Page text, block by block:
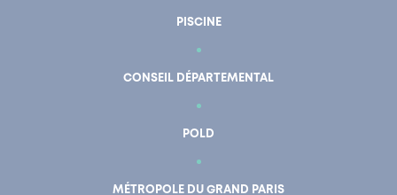
PISCINE
CONSEIL DÉPARTEMENTAL
POLD
MÉTROPOLE DU GRAND PARIS
En un clic Mon compte